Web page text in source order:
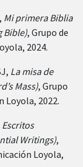
Mi primera Biblia
Bible), Grupo de
2024.
La misa de
Mass), Grupo
Loyola, 2022.
Escritos
Writings),
Loyola,